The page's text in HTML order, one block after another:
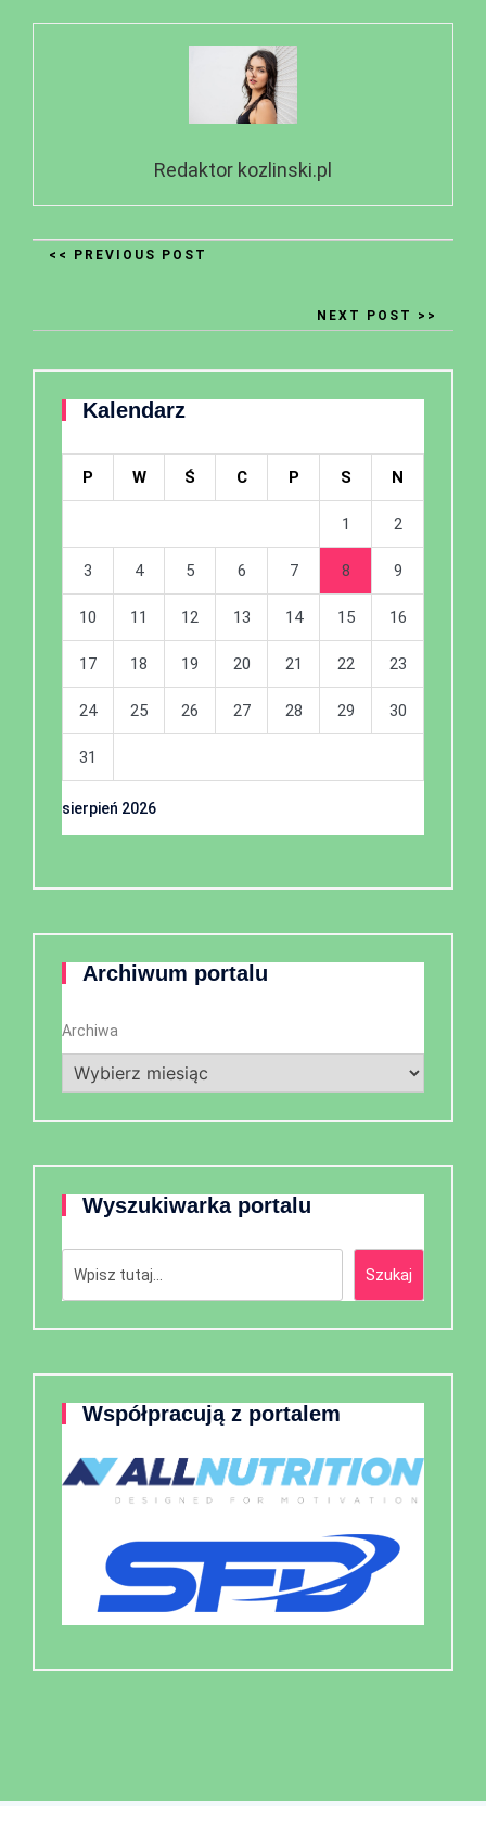
Redaktor kozlinski.pl
<< PREVIOUS POST
NEXT POST >>
Kalendarz
sierpień 2026
P W Ś C P S N
1 2
3 4 5 6 7 8 9
10 11 12 13 14 15 16
17 18 19 20 21 22 23
24 25 26 27 28 29 30
31
Archiwum portalu
Archiwa
Wyszukiwarka portalu
Szukaj
Współpracują z portalem